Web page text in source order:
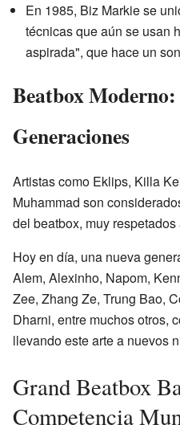
En 1985, Biz Markie se
técnicas que aún se usan
aspirada", que hace un
Beatbox Moderno:
Generaciones
Artistas como Eklips, Killa
Muhammad son
del beatbox, muy
Hoy en día, una nueva
Alem, Alexinho, Napom,
Zee, Zhang Ze, Trung Bao,
Dharni, entre muchos otros,
llevando este arte a nuevos
Grand Beatbox
Competencia